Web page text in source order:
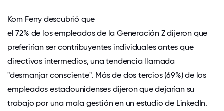
Korn Ferry descubrió que
el 72% de los empleados de la Generación Z dijeron que
preferirían ser contribuyentes individuales antes que
directivos intermedios, una tendencia llamada
"desmanjar consciente". Más de dos tercios (69%) de los
empleados estadounidenses dijeron que dejarían su
trabajo por una mala gestión en un estudio de LinkedIn.